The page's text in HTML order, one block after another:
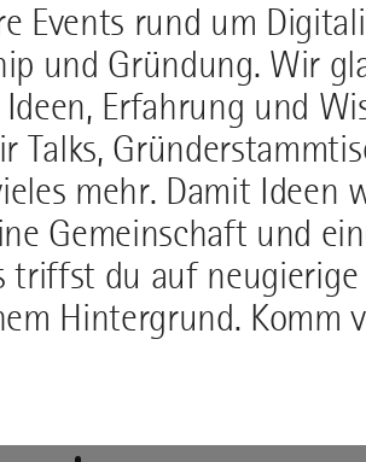
Events rund um
und Gründung. Wir
Erfahrung und
Talks,
mehr. Damit Ideen
Gemeinschaft und
triffst du auf
Hintergrund. Komm